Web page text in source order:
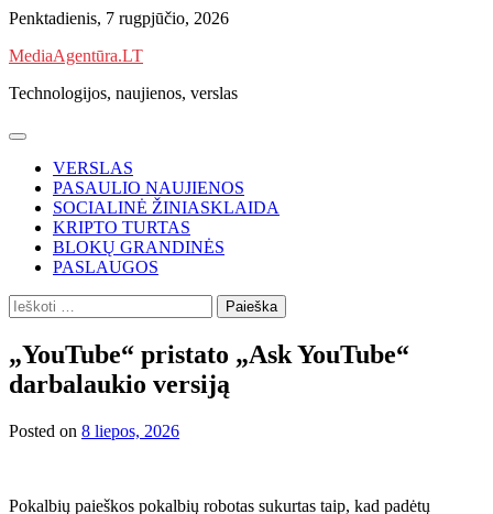
Skip
content
Penktadienis, 7 rugpjūčio, 2026
MediaAgentūra.LT
Technologijos, naujienos, verslas
VERSLAS
PASAULIO NAUJIENOS
SOCIALINĖ ŽINIASKLAIDA
KRIPTO TURTAS
BLOKŲ GRANDINĖS
PASLAUGOS
Ieškoti:
„YouTube“ pristato „Ask YouTube“
darbalaukio versiją
Posted on 8 liepos, 2026
Pokalbių paieškos pokalbių robotas sukurtas taip, kad padėtų